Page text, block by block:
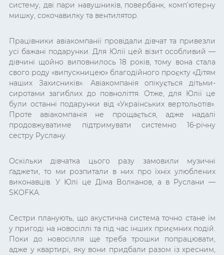
систему, дві пари навушників, повербанк, комп’ютерну
мишку, сокочавилку та вентилятор.
Працівники авіакомпанії провідали дівчат та привезли
усі бажані подарунки. Для Юлії цей візит особливий —
дівчині щойно виповнилось 18 років, тому вона стала
свого роду «випускницею» благодійного проєкту «Дітям
наших Захисників». Авіакомпанія опікується дітьми-
сиротами загиблих до повноліття. Отже, для Юлії це
були останні подарунки від «Українських вертольотів».
Проте авіакомпанія не прощається, адже надалі
продовжуватиме підтримувати системно 16-річну
сестру Руслану.
Оскільки дівчатка цього разу замовили музичні
ґаджети, то ми розпитали в них про їхніх улюблених
виконавців. У Юлі це Діма Волканов, а в Руслани —
SKOFKA.
Сестри планують, що акустична система точно стане їм
у пригоді на новосіллі та під час інших приємних подій.
Поки до новосілля ще треба трошки попрацювати,
адже у квартирі, яку вони придбали разом із хресним,